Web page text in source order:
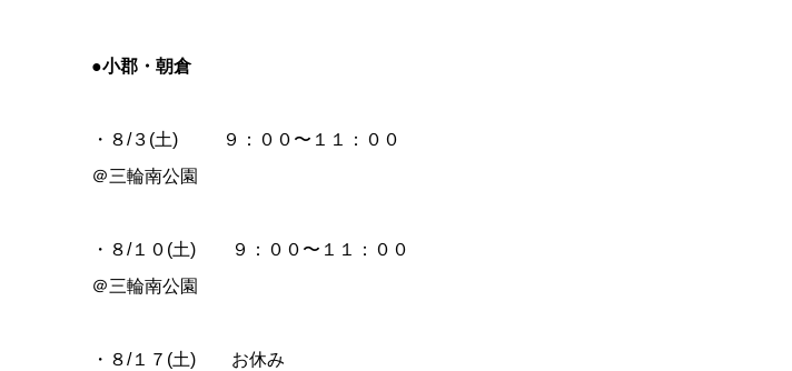
●小郡・朝倉
・８/３(土) ９：００〜１１：００
＠三輪南公園
・８/１０(土) ９：００〜１１：００
＠三輪南公園
・８/１７(土) お休み